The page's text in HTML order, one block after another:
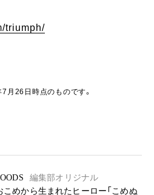
triumph/
月26日時点のものです。
編集部オリジナル
こめから生まれたヒーロー「こめぬ